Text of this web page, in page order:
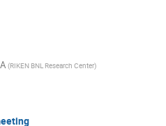
(RIKEN BNL Research Center)